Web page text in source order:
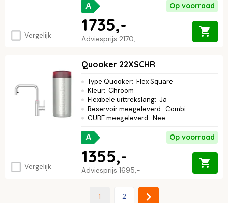
Vergelijk
A Op voorraad
Adviesprijs 2170,-
1735,-
Vergelijk
Quooker 22XSCHR
Type Quooker: Flex Square
Kleur: Chroom
Flexibele uittrekslang: Ja
Reservoir meegeleverd: Combi
CUBE meegeleverd: Nee
A Op voorraad
Adviesprijs 1695,-
1355,-
1 2